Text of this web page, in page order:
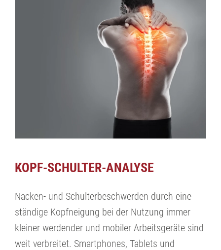
KOPF-SCHULTER-ANALYSE
Nacken- und Schulterbeschwerden durch eine
ständige Kopfneigung bei der Nutzung immer
kleiner werdender und mobiler Arbeitsgeräte sind
weit verbreitet. Smartphones, Tablets und